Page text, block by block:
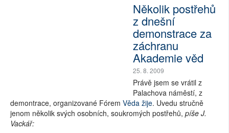
Několik postřehů
z dnešní
demonstrace za
záchranu
Akademie věd
25. 8. 2009
Právě jsem se vrátil z
Palachova náměstí, z
demontrace, organizované Fórem Věda žije. Uvedu stručně
jenom několik svých osobních, soukromých postřehů, píše J.
Vackář: